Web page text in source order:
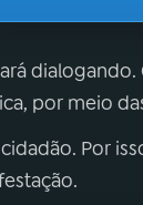
dialogando.
por meio
Por